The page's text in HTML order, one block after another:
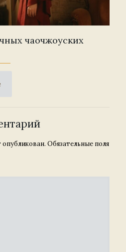
чаочжоуских
Обязательные поля